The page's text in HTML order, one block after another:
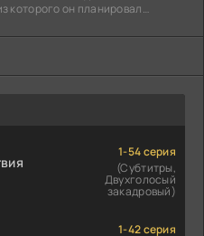
которого он планировал
1-54 серия
(Субтитры,
Двухголосый
закадровый)
1-42 серия